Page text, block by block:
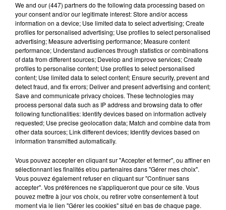
Lecture (1 min 15 sec)
100%
100% Radio l'agenda de l'Hérault
10 décembre 2023 - 1 min 15 sec
L'AGENDA DE L'HÉRAULT DU 10/12/2023 À
09H42
We and our (447) partnersdo the following data processing based on
your consent and/or our legitimate interest: Store and/or access
information on a device; Use limited data to select advertising; Create
profiles for personalised advertising; Use profiles to select personalised
advertising; Measure advertising performance; Measure content
performance; Understand audiences through statistics or combinations
of data from different sources; Develop and improve services; Create
profiles to personalise content; Use profiles to select personalised
content; Use limited data to select content; Ensure security, prevent and
detect fraud, and fix errors; Deliver and present advertising and content;
Save and communicate privacy choices. These technologies may
process personal data such as IP address and browsing data to offer
following functionalities: Identify devices based on information actively
requested; Use precise geolocation data; Match and combine data from
other data sources; Link different devices; Identify devices based on
information transmitted automatically.
Vous pouvez accepter en cliquant sur "Accepter et fermer", ou affiner en
sélectionnant les finalités et/ou partenaires dans "Gérer mes choix".
Vous pouvez également refuser en cliquant sur "Continuer sans
accepter". Vos préférences ne s'appliqueront que pour ce site. Vous
pouvez mettre à jour vos choix, ou retirer votre consentement à tout
moment via le lien "Gérer les cookies" situé en bas de chaque page.